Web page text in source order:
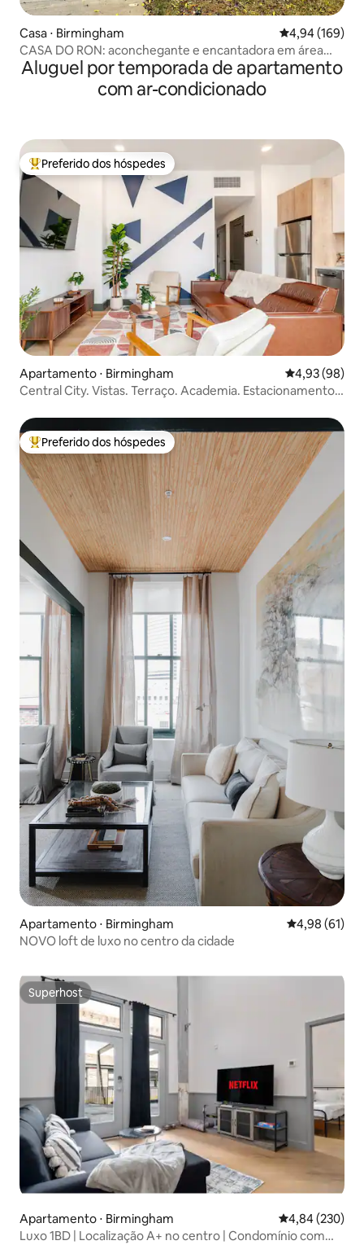
Casa ⋅ Birmingham 4,94 de uma
4,94 (169)
CASA DO RON: aconchegante e encantadora em área
revitalizante
Aluguel por temporada de apartamento
com ar-condicionado
Entre os melhores preferidos dos hóspedes
Preferido dos hóspedes
Apartamento ⋅ Birmingham 4,93 de uma
4,93 (98)
Central City. Vistas. Terraço. Academia. Estacionamento.
Entre os melhores preferidos dos hóspedes
Preferido dos hóspedes
Apartamento ⋅ Birmingham 4,98 de uma
4,98 (61)
NOVO loft de luxo no centro da cidade
Superhost
Superhost
Apartamento ⋅ Birmingham 4,84 de uma
4,84 (230)
Luxo 1BD | Localização A+ no centro | Condomínio com